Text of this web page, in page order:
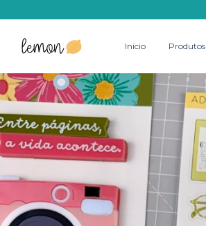
Início Produtos